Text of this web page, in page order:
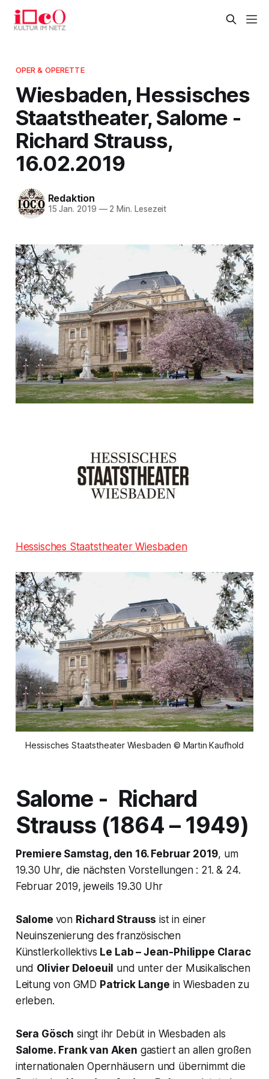
OPER & OPERETTE
Wiesbaden, Hessisches
Staatstheater, Salome -
Richard Strauss,
16.02.2019
Redaktion
15 Jan. 2019 —2 Min. Lesezeit
Hessisches Staatstheater Wiesbaden
Hessisches Staatstheater Wiesbaden © Martin Kaufhold
Salome - Richard
Strauss (1864 – 1949)
Premiere Samstag, den 16. Februar 2019, um
19.30 Uhr, die nächsten Vorstellungen : 21. & 24.
Februar 2019, jeweils 19.30 Uhr
Salome von Richard Strauss ist in einer
Neuinszenierung des französischen
Künstlerkollektivs Le Lab – Jean-Philippe Clarac
und Olivier Deloeuil und unter der Musikalischen
Leitung von GMD Patrick Lange in Wiesbaden zu
erleben.
Sera Gösch singt ihr Debüt in Wiesbaden als
Salome. Frank van Aken gastiert an allen großen
internationalen Opernhäusern und übernimmt die